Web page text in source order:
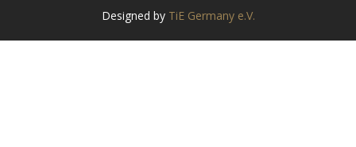
Designed by TiE Germany e.V.